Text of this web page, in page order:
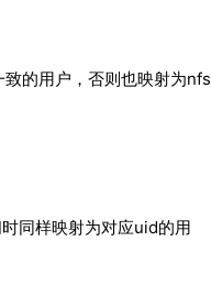
的用户，否则也映射为nfs
同样映射为对应uid的用